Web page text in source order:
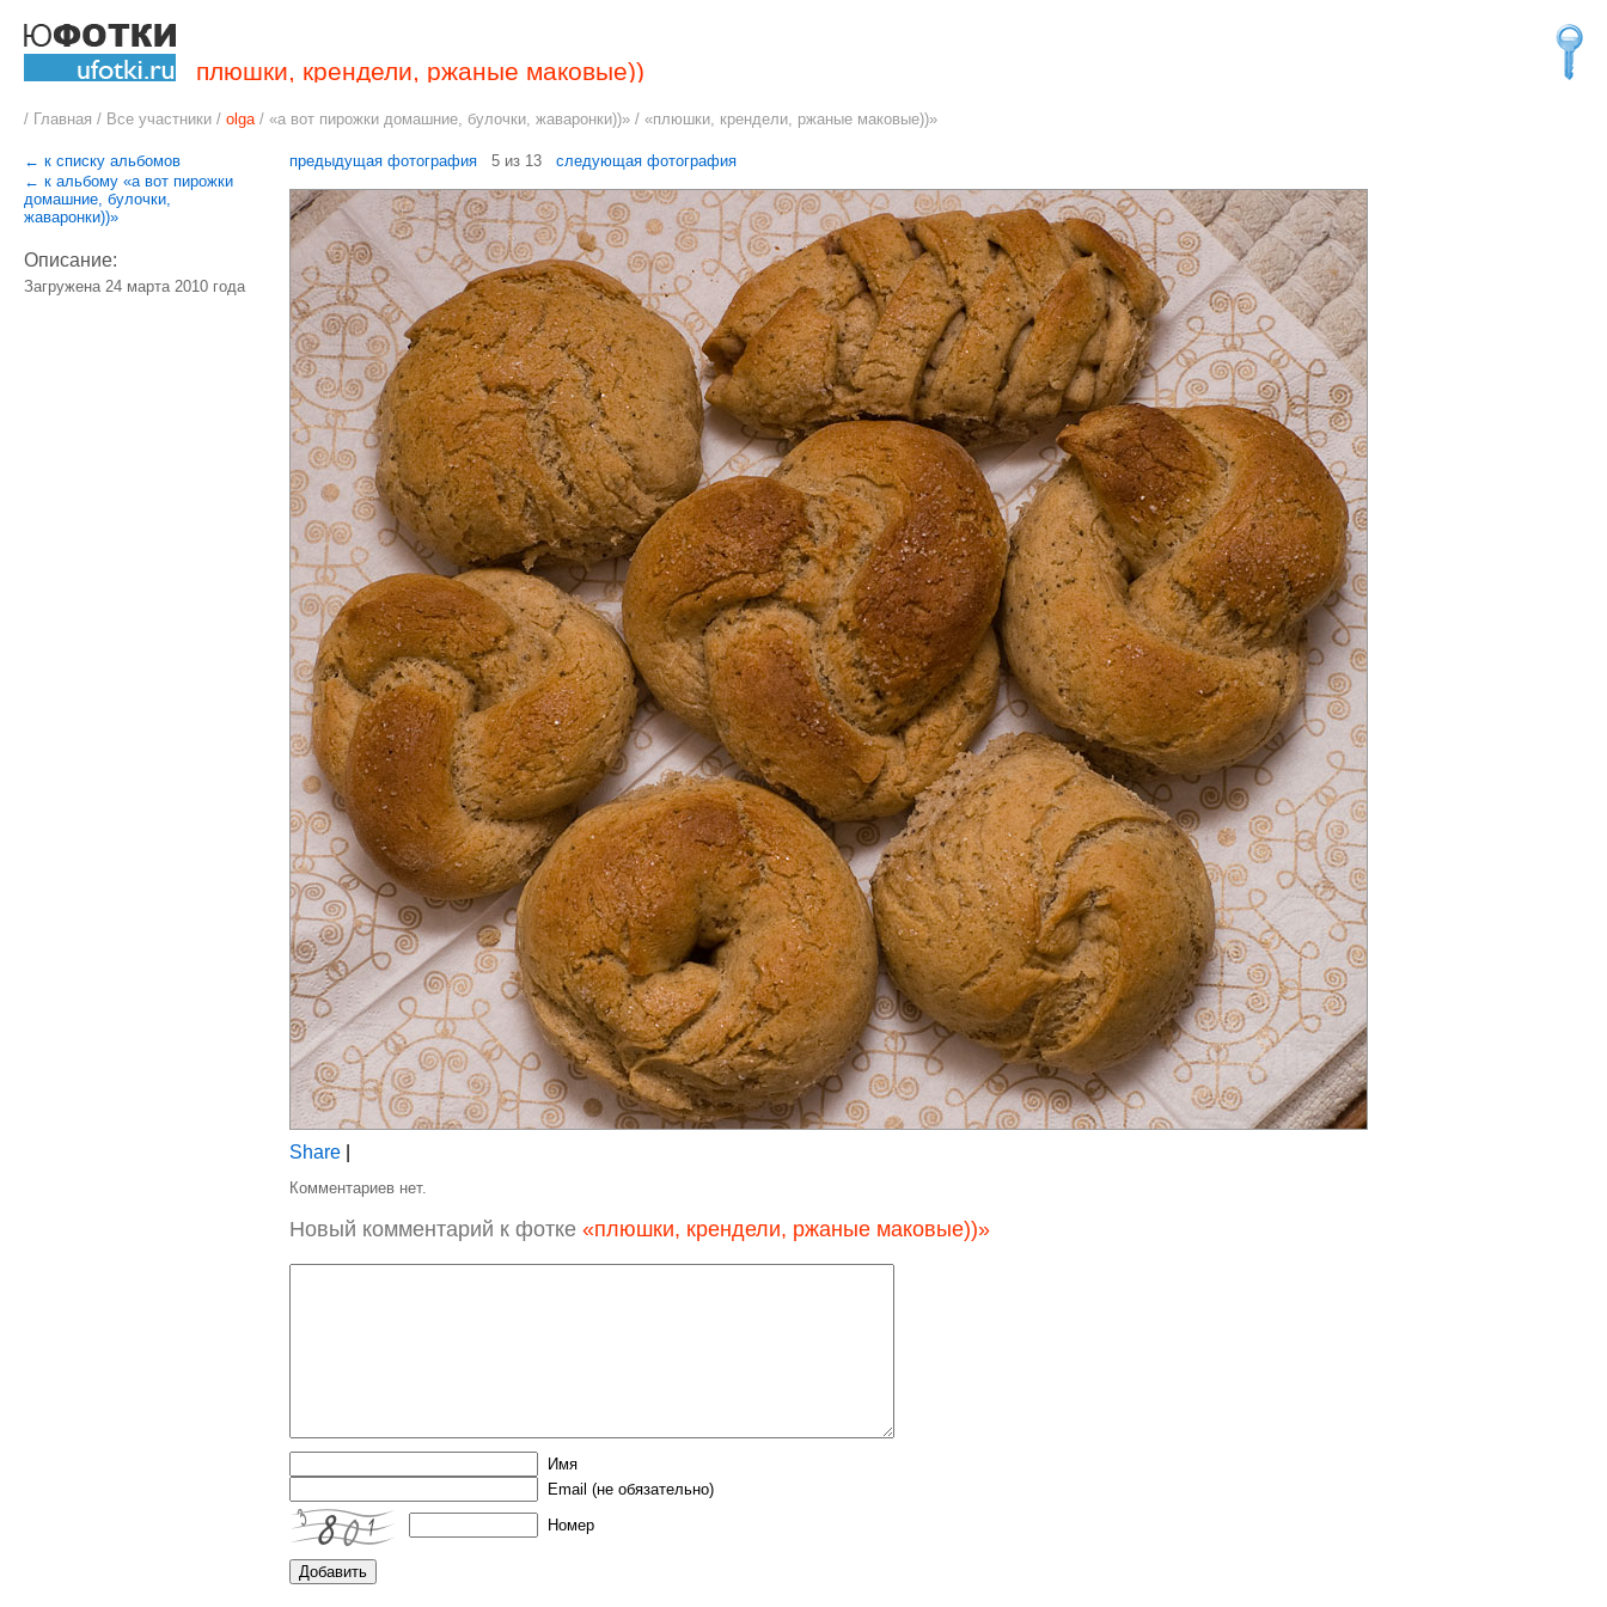
плюшки, крендели, ржаные маковые))
/ Главная / Все участники / olga/ «а вот пирожки домашние, булочки, жаваронки))» / «плюшки, крендели, ржаные маковые))»
← к списку альбомов
← к альбому «а вот пирожки
домашние, булочки,
жаваронки))»
Описание:
Загружена 24 марта 2010 года
предыдущая фотография5 из 13 следующая фотография
Share
Комментариев нет.
Новый комментарий к фотке «плюшки, крендели, ржаные маковые))»
Имя
Email (не обязательно)
Номер